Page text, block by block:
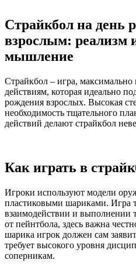
Страйкбол на день
взрослым: реализм
мышление
Страйкбол – игра,
действиям, которая идеально
рождения взрослых. Высокая
необходимость тщательного
действий делают страйкбол
Как играть в
Игроки используют модели
пластиковыми шариками. Игра
взаимодействии и выполнении
от пейнтбола, здесь важна
шарика игрок должен сам
требует высокого уровня
соперникам.